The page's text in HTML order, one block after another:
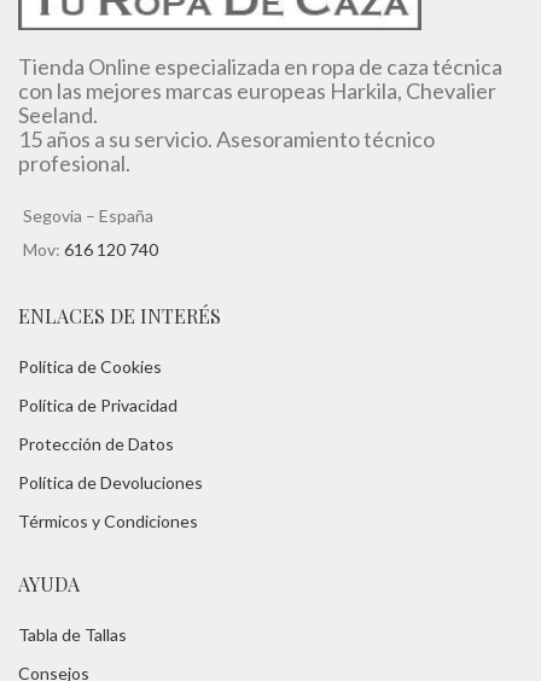
Tienda Online especializada en ropa de caza técnica
con las mejores marcas europeas Harkila, Chevalier
Seeland.
15 años a su servicio. Asesoramiento técnico
profesional.
Segovia – España
Mov: 616 120 740
ENLACES DE INTERÉS
Política de Cookies
Política de Privacidad
Protección de Datos
Política de Devoluciones
Térmicos y Condiciones
AYUDA
Tabla de Tallas
Consejos